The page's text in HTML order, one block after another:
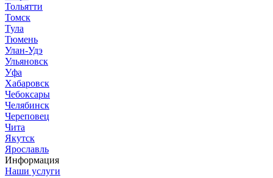
Тольятти
Томск
Тула
Тюмень
Улан-Удэ
Ульяновск
Уфа
Хабаровск
Чебоксары
Челябинск
Череповец
Чита
Якутск
Ярославль
Информация
Наши услуги